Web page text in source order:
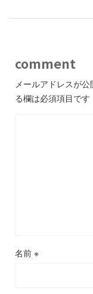
comment
メールアドレスが公
る欄は必須項目です
名前 ※